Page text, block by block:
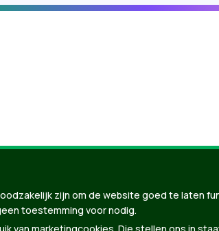
| Gebouwd doorTectonica
zijn om de website goed te laten
toestemming voor nodig.